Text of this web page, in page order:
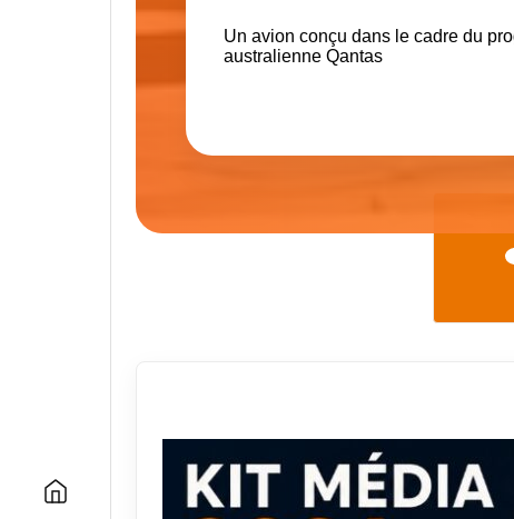
Un avion conçu dans le cadre du
australienne Qantas